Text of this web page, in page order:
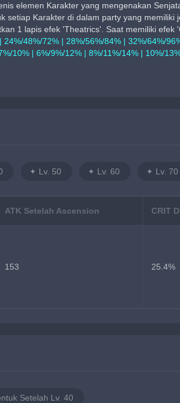
elemen Karakter yang mengenakan
setiap Karakter di dalam party yang
1 lapis efek 'Theatrics'. Saat memiliki
24%/48%/72% | 28%/56%/84% | 32%/64%/
10% | 6%/9%/12% | 8%/11%/14% | 10%/
Lv. 50 Lv. 60 Lv. 70
ATK Setelah Ascension CRIT
153 25.4%
Setelah Lv. 40